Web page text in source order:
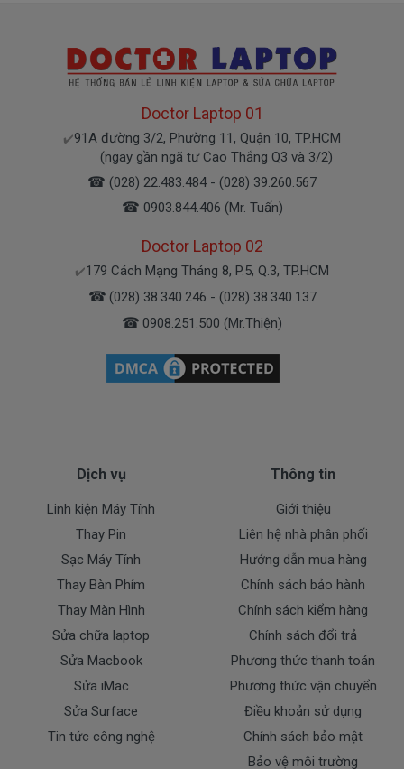
P58F002 P58F
ở đâu tại tphcm
Tai tphcm nếu pin của các bạn bị hư, các bạn
có thể đến Doctorlaptop Tại Tphcm để mua.
- Doctorlaptop có đội người kiểm tra và thay
miễn phí cho các bạn nhé.
mình hay không?
Bạn chưa biết máy tính Dell của mình là dòng
Vostro, Inspiron, Latitude hay Precision?
Bạn yên tâm nhé.
tin để chút Doctoplaptop gọi lại cho bạn nhé.
Giá Pin Laptop dell
P58F001 P58F002
P58F
mua là bao nhiêu
Trên thị trường thì có nhiều loại pin cho dell
thượng vàng hạ cám chất lượng bèo béo beo giá
thật rẻ củng có. Có nơi bán giá trên trời giá cao ngất
ngưỡng củng có.
Riêng shop Doctorlaptop chỉ có đúng 2 loại
thôi nhé.
Pin máy Dell P58F001 P58F002 P58F
Doctor Laptop 01
✔️91A đường 3/2, Phường 11, Quận 10, TP.HCM
(ngay gần ngã tư Cao Thắng Q3 và 3/2)
☎ (028) 22.483.484 - (028) 39.260.567
☎ 0903.844.406 (Mr. Tuấn)
Doctor Laptop 02
✔️179 Cách Mạng Tháng 8, P.5, Q.3, TP.HCM
☎ (028) 38.340.246 - (028) 38.340.137
☎ 0908.251.500 (Mr.Thiện)
Dịch vụ
Linh kiện Máy Tính
Thay Pin
Sạc Máy Tính
Thay Bàn Phím
Thay Màn Hình
Sửa chữa laptop
Sửa Macbook
Sửa iMac
Sửa Surface
Tin tức công nghệ
Thông tin
Giới thiệu
Liên hệ nhà phân phối
Hướng dẫn mua hàng
Chính sách bảo hành
Chính sách kiểm hàng
Chính sách đổi trả
Phương thức thanh toán
Phương thức vận chuyển
Điều khoản sử dụng
Chính sách bảo mật
Bảo vệ môi trường